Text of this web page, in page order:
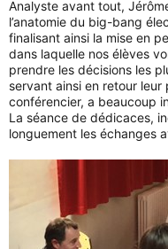
Analyste avant tout,
l’anatomie du big-bang
finalisant ainsi la mise en
dans laquelle nos élèves
prendre les décisions les
servant ainsi en retour leur
conférencier, a beaucoup
La séance de dédicaces,
longuement les échanges